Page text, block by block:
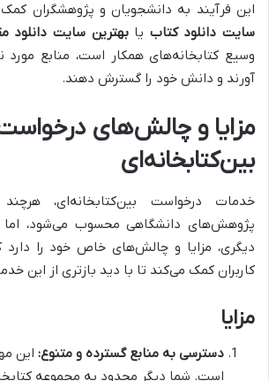
این فرآیند به دانشجویان و پژوهشگران کمک
سایت دانلود کتاب یابهترین سایت دانلود
وسیع کتابخانه‌های همکار است، منابع
آورند و دانش خود را گسترش دهند.
مزایا و چالش‌های
بین‌کتابخانه‌ای
خدمات درخواست بین‌کتابخانه‌ای،
پژوهش‌های دانشگاهی محسوب می‌شود، اما
دیگری، مزایا و چالش‌های خاص خود را
کاربران کمک می‌کند تا با دید بازتری از این
مزایا
دسترسی به منابع گسترده و متنوع:
است. شما دیگر محدود به مجموعه